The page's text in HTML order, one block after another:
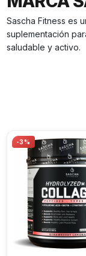
Sascha Fitness es
suplementación
saludable y activo.
-3%